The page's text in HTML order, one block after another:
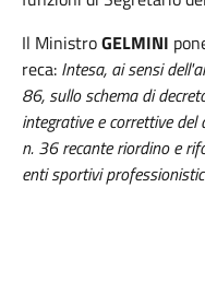
Il MinistroGELMINI
reca: Intesa, ai sensi
86, sullo schema di
integrative e correttive
n. 36 recante riordino e
enti sportivi